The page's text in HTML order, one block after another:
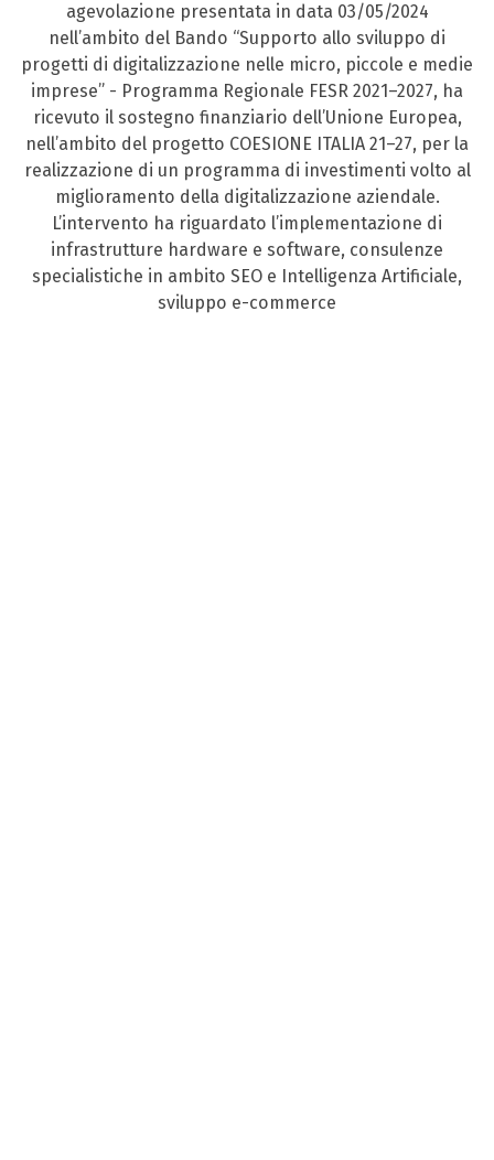
agevolazione presentata in data 03/05/2024
nell’ambito del Bando “Supporto allo sviluppo di
progetti di digitalizzazione nelle micro, piccole e medie
imprese” - Programma Regionale FESR 2021–2027, ha
ricevuto il sostegno finanziario dell’Unione Europea,
nell’ambito del progetto COESIONE ITALIA 21–27, per la
realizzazione di un programma di investimenti volto al
miglioramento della digitalizzazione aziendale.
L’intervento ha riguardato l’implementazione di
infrastrutture hardware e software, consulenze
specialistiche in ambito SEO e Intelligenza Artificiale,
sviluppo e-commerce